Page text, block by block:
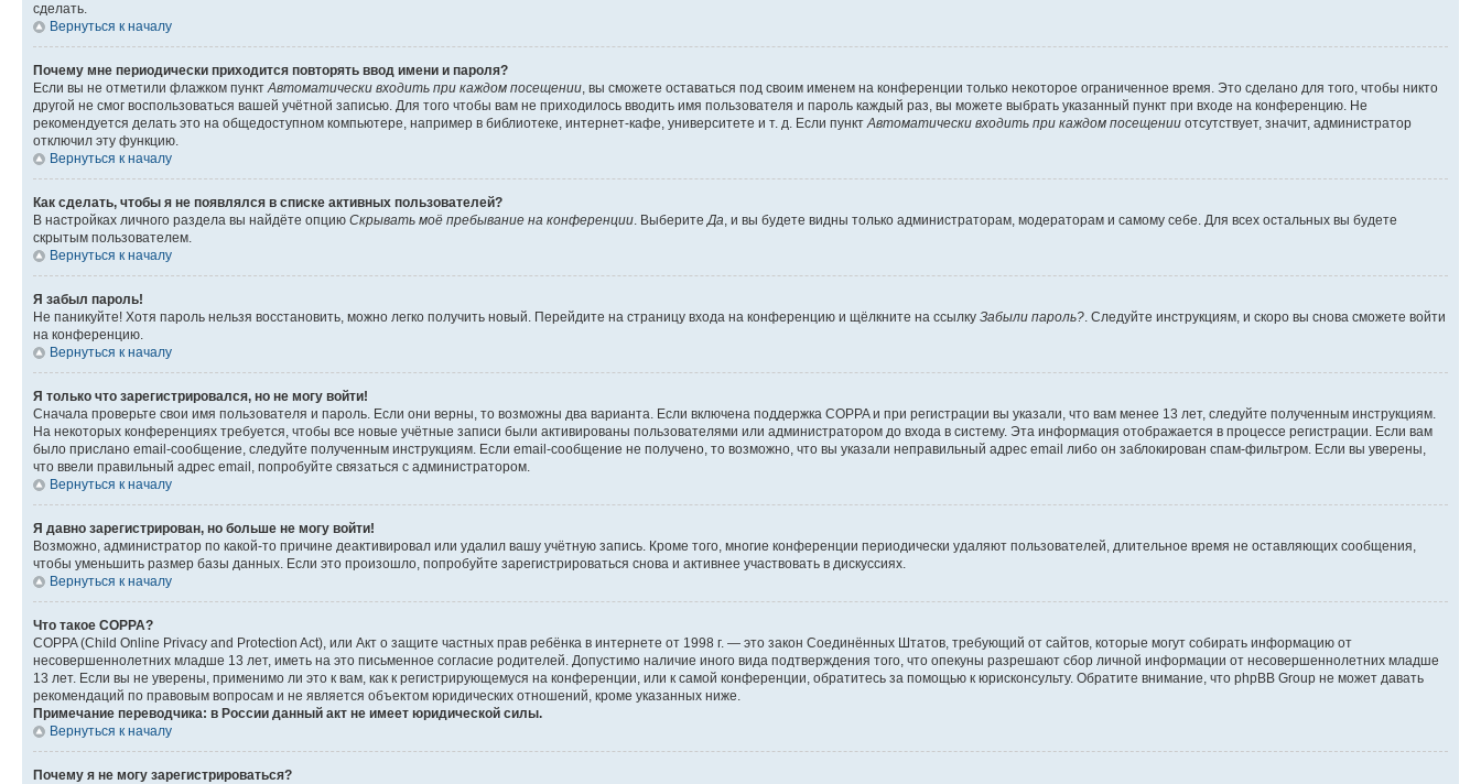
сделать.
Вернуться к началу
Почему мне периодически приходится повторять ввод имени и пароля?
Если вы не отметили флажком пунктАвтоматически входить при каждом посещении, вы сможете оставаться под своим именем на конференции только некоторое ограниченное время. Это сделано для того, чтобы никто
другой не смог воспользоваться вашей учётной записью. Для того чтобы вам не приходилось вводить имя пользователя и пароль каждый раз, вы можете выбрать указанный пункт при входе на конференцию. Не
рекомендуется делать это на общедоступном компьютере, например в библиотеке, интернет-кафе, университете и т. д. Если пунктАвтоматически входить при каждом посещении отсутствует, значит, администратор
отключил эту функцию.
Вернуться к началу
Как сделать, чтобы я не появлялся в списке активных пользователей?
В настройках личного раздела вы найдёте опцию Скрывать моё пребывание на конференции. ВыберитеДа, и вы будете видны только администраторам, модераторам и самому себе. Для всех остальных вы будете
скрытым пользователем.
Вернуться к началу
Я забыл пароль!
Не паникуйте! Хотя пароль нельзя восстановить, можно легко получить новый. Перейдите на страницу входа на конференцию и щёлкните на ссылку Забыли пароль?. Следуйте инструкциям, и скоро вы снова сможете войти
на конференцию.
Вернуться к началу
Я только что зарегистрировался, но не могу войти!
Сначала проверьте свои имя пользователя и пароль. Если они верны, то возможны два варианта. Если включена поддержка COPPA и при регистрации вы указали, что вам менее 13 лет, следуйте полученным инструкциям.
На некоторых конференциях требуется, чтобы все новые учётные записи были активированы пользователями или администратором до входа в систему. Эта информация отображается в процессе регистрации. Если вам
было прислано email-сообщение, следуйте полученным инструкциям. Если email-сообщение не получено, то возможно, что вы указали неправильный адрес email либо он заблокирован спам-фильтром. Если вы уверены,
что ввели правильный адрес email, попробуйте связаться с администратором.
Вернуться к началу
Я давно зарегистрирован, но больше не могу войти!
Возможно, администратор по какой-то причине деактивировал или удалил вашу учётную запись. Кроме того, многие конференции периодически удаляют пользователей, длительное время не оставляющих сообщения,
чтобы уменьшить размер базы данных. Если это произошло, попробуйте зарегистрироваться снова и активнее участвовать в дискуссиях.
Вернуться к началу
Что такое COPPA?
COPPA (Child Online Privacy and Protection Act), или Акт о защите частных прав ребёнка в интернете от 1998 г. — это закон Соединённых Штатов, требующий от сайтов, которые могут собирать информацию от
несовершеннолетних младше 13 лет, иметь на это письменное согласие родителей. Допустимо наличие иного вида подтверждения того, что опекуны разрешают сбор личной информации от несовершеннолетних младше
13 лет. Если вы не уверены, применимо ли это к вам, как к регистрирующемуся на конференции, или к самой конференции, обратитесь за помощью к юрисконсульту. Обратите внимание, что phpBB Group не может давать
рекомендаций по правовым вопросам и не является объектом юридических отношений, кроме указанных ниже.
Примечание переводчика: в России данный акт не имеет юридической силы.
Вернуться к началу
Почему я не могу зарегистрироваться?